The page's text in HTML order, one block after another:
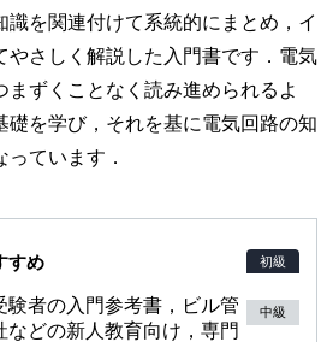
識を関連付けて系統的にまとめ，イ
やさしく解説した入門書です．電気
まずくことなく読み進められるよ
礎を学び，それを基に電気回路の知
ています．
すめ
験者の入門参考書，ビル管
どの新人教育向け，専門
初級
中級